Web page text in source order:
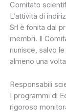
Comitato
L’attività di
Srl è fonita dal
membri. Il
riunisce, salvo
almeno una volta
Responsabili
I programmi di
rigoroso